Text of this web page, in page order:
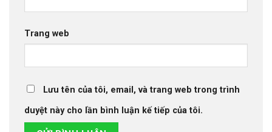
Trang web
Lưu tên của tôi, email, và trang web trong trình
duyệt này cho lần bình luận kế tiếp của tôi.